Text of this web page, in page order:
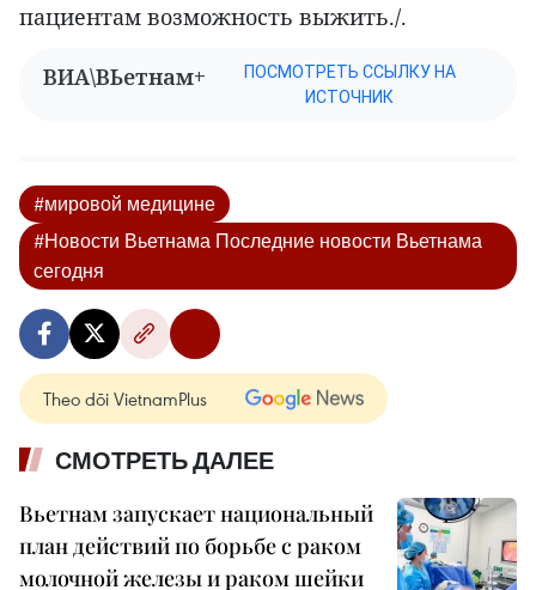
пациентам возможность выжить./.
ВИА\ВЬетнам+
ПОСМОТРЕТЬ ССЫЛКУ НА
ИСТОЧНИК
#мировой медицине
#Новости Вьетнама Последние новости Вьетнама
сегодня
Theo dõi VietnamPlus
СМОТРЕТЬ ДАЛЕЕ
Вьетнам запускает национальный
план действий по борьбе с раком
молочной железы и раком шейки